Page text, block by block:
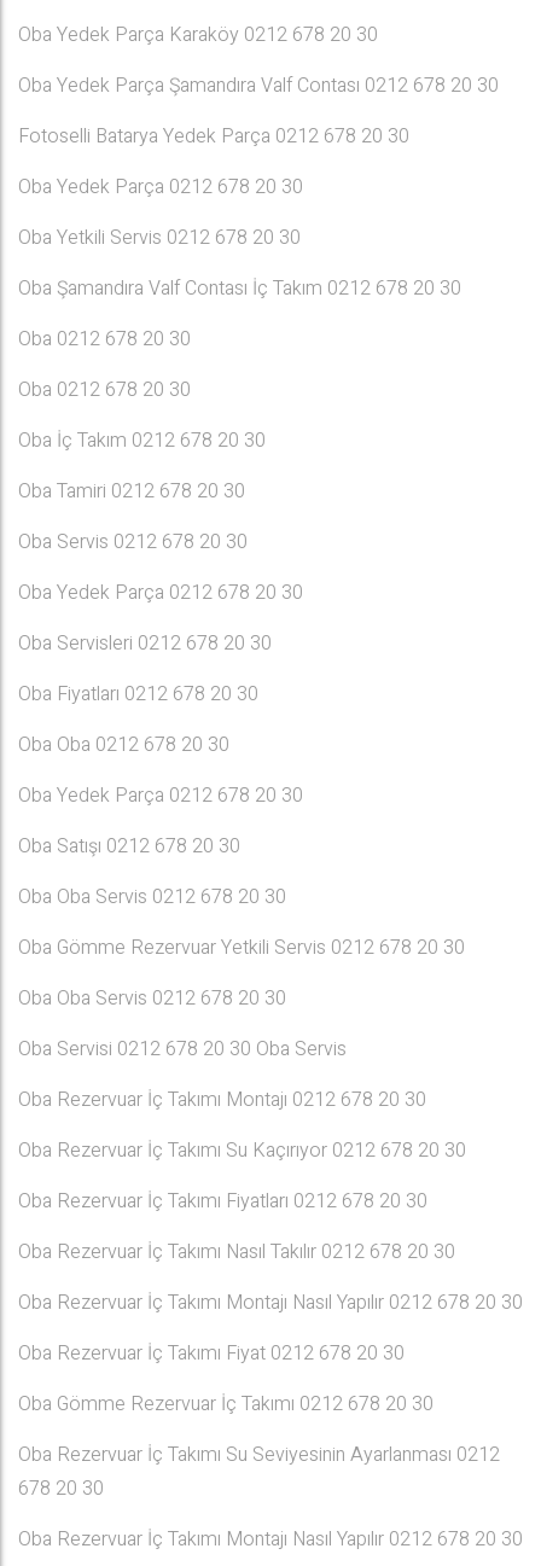
Oba Yedek Parça Karaköy 0212 678 20 30
Oba Yedek Parça Şamandıra Valf Contası 0212 678 20 30
Fotoselli Batarya Yedek Parça 0212 678 20 30
Oba Yedek Parça 0212 678 20 30
Oba Yetkili Servis 0212 678 20 30
Oba Şamandıra Valf Contası İç Takım 0212 678 20 30
Oba 0212 678 20 30
Oba 0212 678 20 30
Oba İç Takım 0212 678 20 30
Oba Tamiri 0212 678 20 30
Oba Servis 0212 678 20 30
Oba Yedek Parça 0212 678 20 30
Oba Servisleri 0212 678 20 30
Oba Fiyatları 0212 678 20 30
Oba Oba 0212 678 20 30
Oba Yedek Parça 0212 678 20 30
Oba Satışı 0212 678 20 30
Oba Oba Servis 0212 678 20 30
Oba Gömme Rezervuar Yetkili Servis 0212 678 20 30
Oba Oba Servis 0212 678 20 30
Oba Servisi 0212 678 20 30 Oba Servis
Oba Rezervuar İç Takımı Montajı 0212 678 20 30
Oba Rezervuar İç Takımı Su Kaçırıyor 0212 678 20 30
Oba Rezervuar İç Takımı Fiyatları 0212 678 20 30
Oba Rezervuar İç Takımı Nasıl Takılır 0212 678 20 30
Oba Rezervuar İç Takımı Montajı Nasıl Yapılır 0212 678 20 30
Oba Rezervuar İç Takımı Fiyat 0212 678 20 30
Oba Gömme Rezervuar İç Takımı 0212 678 20 30
Oba Rezervuar İç Takımı Su Seviyesinin Ayarlanması 0212
678 20 30
Oba Rezervuar İç Takımı Montajı Nasıl Yapılır 0212 678 20 30